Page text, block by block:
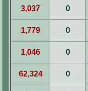
0
3,037
0
1,779
0
1,046
0
62,324